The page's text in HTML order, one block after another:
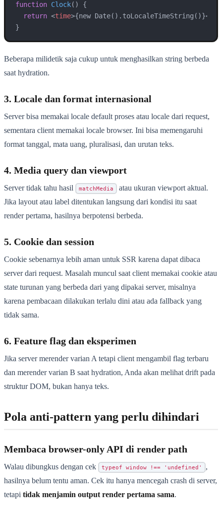
function Clock( ) {
return <time>{new Date().toLocaleTimeString()}</
}
Beberapa milidetik saja cukup untuk menghasilkan string berbeda
saat hydration.
3. Locale dan format internasional
Server bisa memakai locale default proses atau locale dari request,
sementara client memakai locale browser. Ini bisa memengaruhi
format tanggal, mata uang, pluralisasi, dan urutan teks.
4. Media query dan viewport
Server tidak tahu hasil matchMedia
atau ukuran viewport aktual.
Jika layout atau label ditentukan langsung dari kondisi itu saat
render pertama, hasilnya berpotensi berbeda.
5. Cookie dan session
Cookie sebenarnya lebih aman untuk SSR karena dapat dibaca
server dari request. Masalah muncul saat client memakai cookie atau
state turunan yang berbeda dari yang dipakai server, misalnya
karena pembacaan dilakukan terlalu dini atau ada fallback yang
tidak sama.
6. Feature flag dan eksperimen
Jika server merender varian A tetapi client mengambil flag terbaru
dan merender varian B saat hydration, Anda akan melihat drift pada
struktur DOM, bukan hanya teks.
Pola anti-pattern yang perlu dihindari
Membaca browser-only API di render path
Walau dibungkus dengan cek typeof window !== 'undefined'
,
hasilnya belum tentu aman. Cek itu hanya mencegah crash di server,
tetapi tidak menjamin output render pertama sama.